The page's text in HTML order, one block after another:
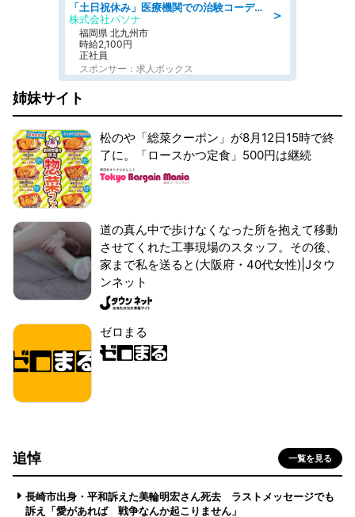
＞
「土日祝休み」医療機関での治験コーディネーターのお仕事/看護師
株式会社パソナ
福岡県 北九州市
時給2,100円
正社員
スポンサー：求人ボックス
姉妹サイト
松のや「総菜クーポン」が8月12日15時で終
了に。「ロースかつ定食」500円は継続
道の真ん中で歩けなくなった所を抱えて移動
させてくれた工事現場のスタッフ。その後、
家まで私を送ると(大阪府・40代女性)|Jタウ
ンネット
ゼロまる
追悼 一覧を見る
長崎市出身・平和訴えた美輪明宏さん死去 ラストメッセージでも
訴え「愛があれば 戦争なんか起こりません」